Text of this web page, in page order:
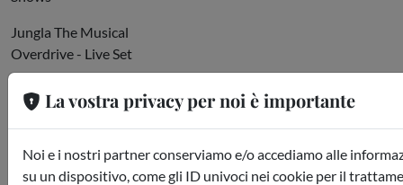
Jungla The Musical
Overdrive - Live Set
John Rambo Stunt Show
Wild West Show
Street Animation
La vostra privacy per noi è importante
Noi e i nostri partner conserviamo e/o accediamo alle
su un dispositivo, come gli ID univoci nei cookie per il